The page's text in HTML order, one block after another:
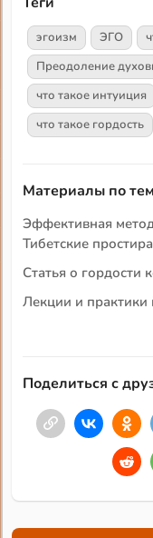
эгоизм ЭГО
Преодоление
что такое интуиция
что такое гордость
Материалы по
Эффективная
Тибетские
Статья о гордости
Лекции и практики
Поделиться с